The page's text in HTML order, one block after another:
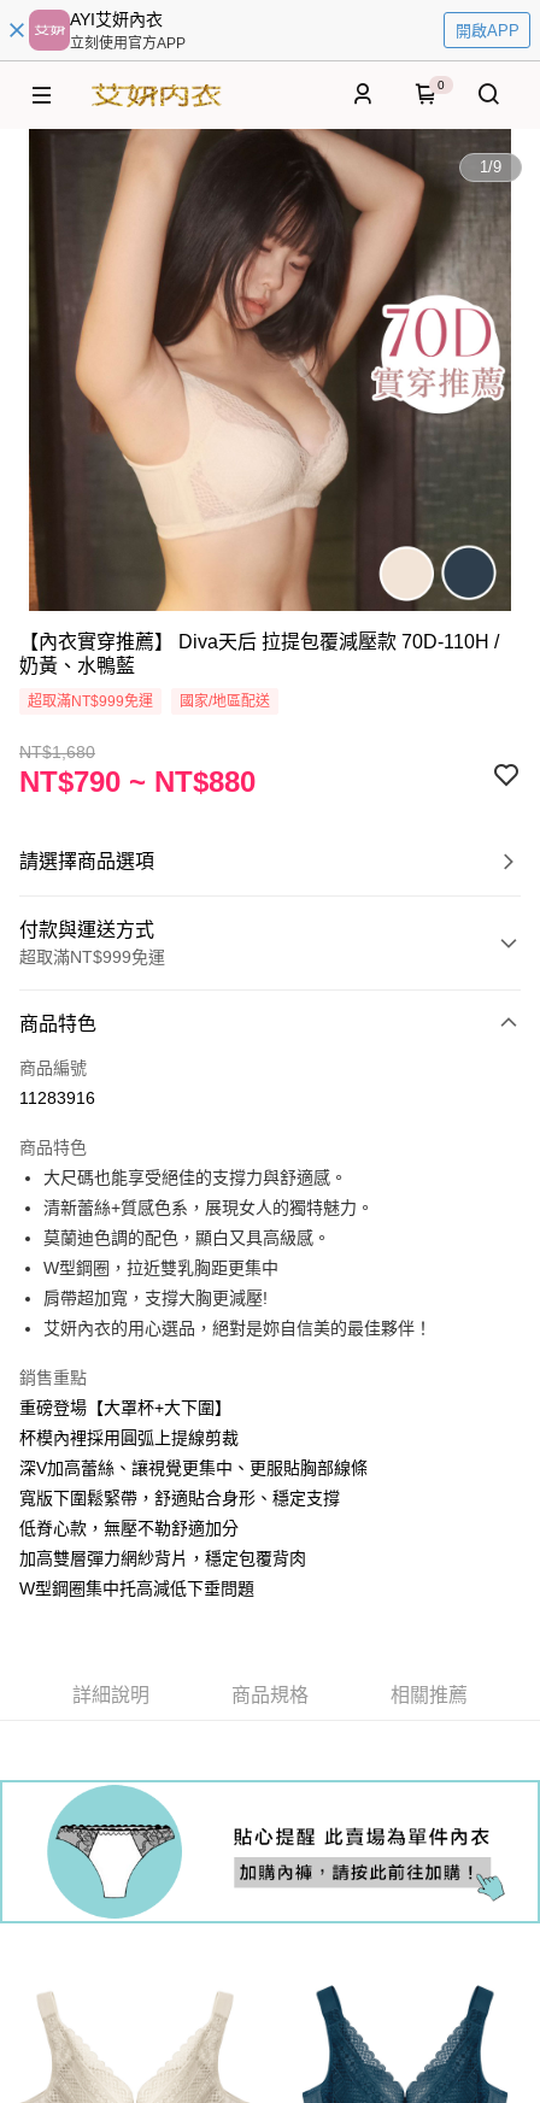
AYI艾妍內衣
立刻使用官方APP
開啟APP
0
1/9
【內衣實穿推薦】 Diva天后 拉提包覆減壓款 70D-110H /
奶黃、水鴨藍
超取滿NT$999免運 國家/地區配送
NT$1,680
NT$790 ~ NT$880
請選擇商品選項
付款與運送方式
超取滿NT$999免運
信用卡一次付款
超商取貨付款
ATM付款
運送方式
全家取貨付款
每筆NT$60，滿NT$999(含以上)免運費
每筆NT$60，滿NT$999(含以上)免運費
每筆NT$60，滿NT$999(含以上)免運費
付款後7-11取貨
每筆NT$60，滿NT$999(含以上)免運費
宅配-新竹貨運
商品特色
商品編號
11283916
商品特色
大尺碼也能享受絕佳的支撐力與舒適感。
清新蕾絲+質感色系，展現女人的獨特魅力。
莫蘭迪色調的配色，顯白又具高級感。
W型鋼圈，拉近雙乳胸距更集中
肩帶超加寬，支撐大胸更減壓!
艾妍內衣的用心選品，絕對是妳自信美的最佳夥伴！
銷售重點
重磅登場【大罩杯+大下圍】
杯模內裡採用圓弧上提線剪裁
深V加高蕾絲、讓視覺更集中、更服貼胸部線條
寬版下圍鬆緊帶，舒適貼合身形、穩定支撐
低脊心款，無壓不勒舒適加分
加高雙層彈力網紗背片，穩定包覆背肉
W型鋼圈集中托高減低下垂問題
詳細說明 商品規格 相關推薦